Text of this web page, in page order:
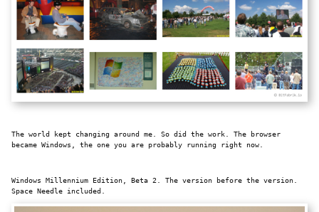
The world kept changing around me. So did the work. The browser
became Windows, the one you are probably running right now.
Windows Millennium Edition, Beta 2. The version before the version.
Space Needle included.